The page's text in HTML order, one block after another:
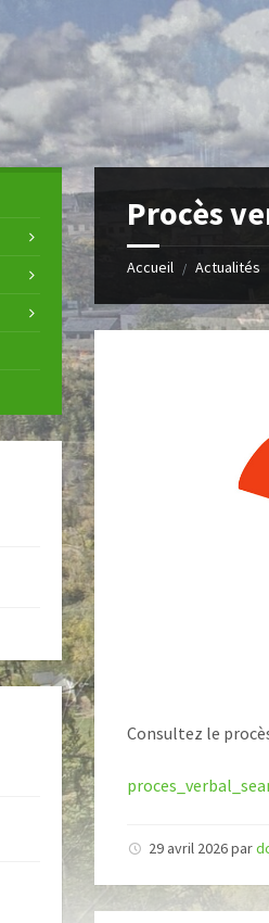
Procès
Accueil / Actualités
Consultez le
29 avril 2026par